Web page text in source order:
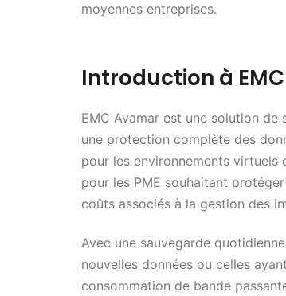
moyennes entreprises.
Introduction à
EMC Avamar est une solution
une protection complète des
pour les environnements
pour les PME souhaitant
coûts associés à la gestion des
Avec une sauvegarde
nouvelles données ou celles
consommation de bande